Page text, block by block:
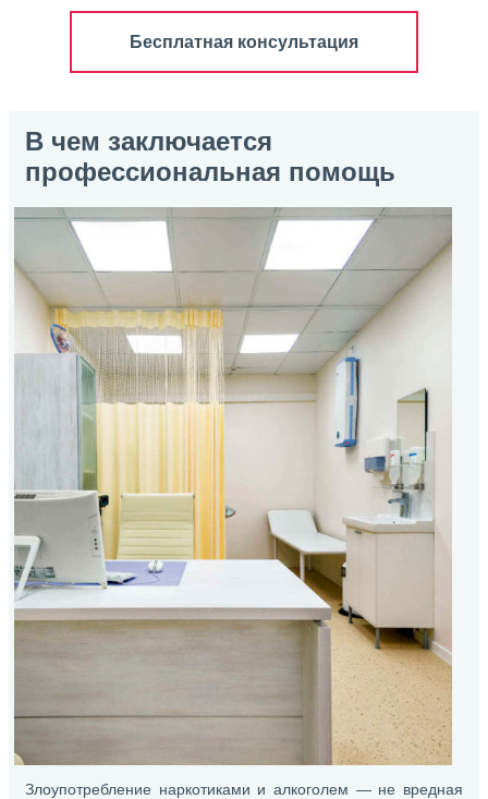
Бесплатная консультация
В чем заключается
профессиональная помощь
Злоупотребление наркотиками и алкоголем — не вредная